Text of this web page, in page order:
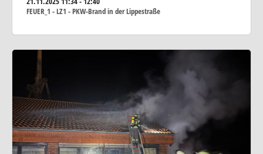
FEUER_1 - LZ1 - PKW-Brand in der Lippestraße